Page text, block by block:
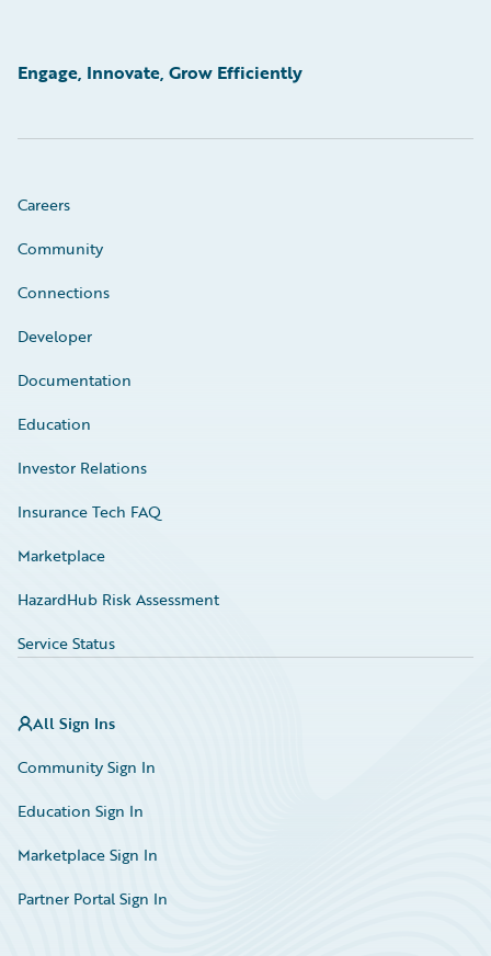
Engage, Innovate, Grow Efficiently
Careers
Community
Connections
Developer
Documentation
Education
Investor Relations
Insurance Tech FAQ
Marketplace
HazardHub Risk Assessment
Service Status
All Sign Ins
Community Sign In
Education Sign In
Marketplace Sign In
Partner Portal Sign In